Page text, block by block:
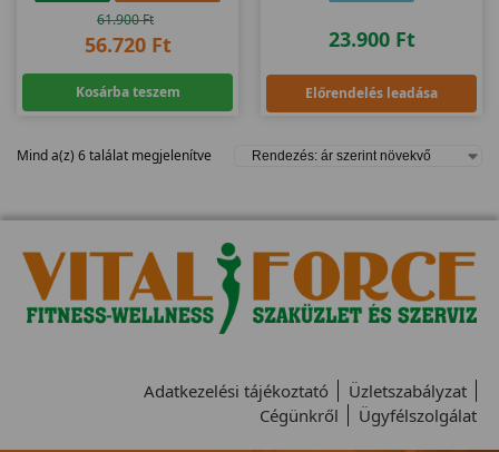
61.900Ft
56.720 Ft
Kosárba teszem
23.900 Ft
Előrendelés leadása
Mind a(z) 6 találat megjelenítve
Adatkezelési tájékoztató
Üzletszabályzat
Cégünkről
Ügyfélszolgálat